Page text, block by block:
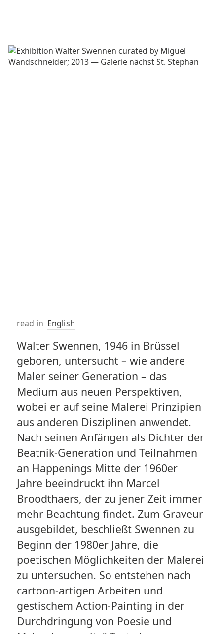
read in English
Walter Swennen, 1946 in Brüssel
geboren, untersucht – wie andere
Maler seiner Generation – das
Medium aus neuen Perspektiven,
wobei er auf seine Malerei Prinzipien
aus anderen Disziplinen anwendet.
Nach seinen Anfängen als Dichter der
Beatnik-Generation und Teilnahmen
an Happenings Mitte der 1960er
Jahre beeindruckt ihn Marcel
Broodthaers, der zu jener Zeit immer
mehr Beachtung findet. Zum Graveur
ausgebildet, beschließt Swennen zu
Beginn der 1980er Jahre, die
poetischen Möglichkeiten der Malerei
zu untersuchen. So entstehen nach
cartoon-artigen Arbeiten und
gestischem Action-Painting in der
Durchdringung von Poesie und